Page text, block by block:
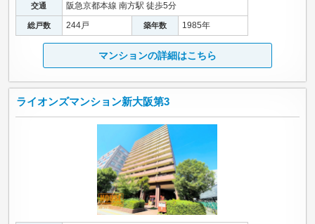
交通 阪急京都本線 南方駅 徒歩5分
総戸数 244戸 築年数 1985年
マンションの詳細はこちら
ライオンズマンション新大阪第3